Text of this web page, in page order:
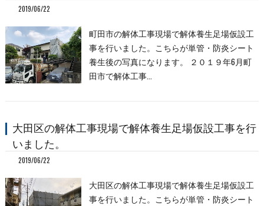
2019/06/22
町田市の解体工事現場で解体養生足場仮設工
事を行いました。こちらが単管・防炎シート
養生後の写真になります。 ２０１９年6月町
田市で解体工事…
大田区の解体工事現場で解体養生足場仮設工事を行
いました。
2019/06/22
大田区の解体工事現場で解体養生足場仮設工
事を行いました。こちらが単管・防炎シート